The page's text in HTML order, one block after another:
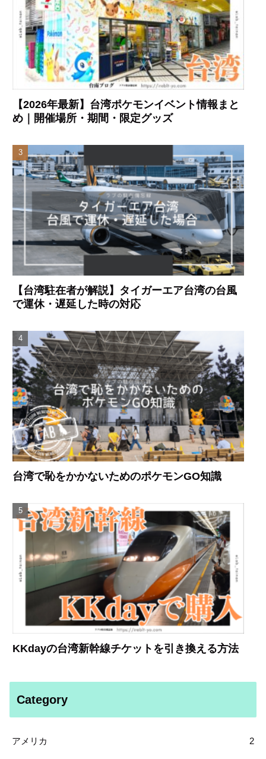
【2026年最新】台湾ポケモンイベント情報まと
め｜開催場所・期間・限定グッズ
【台湾駐在者が解説】タイガーエア台湾の台風
で運休・遅延した時の対応
台湾で恥をかかないためのポケモンGO知識
KKdayの台湾新幹線チケットを引き換える方法
Category
アメリカ 2